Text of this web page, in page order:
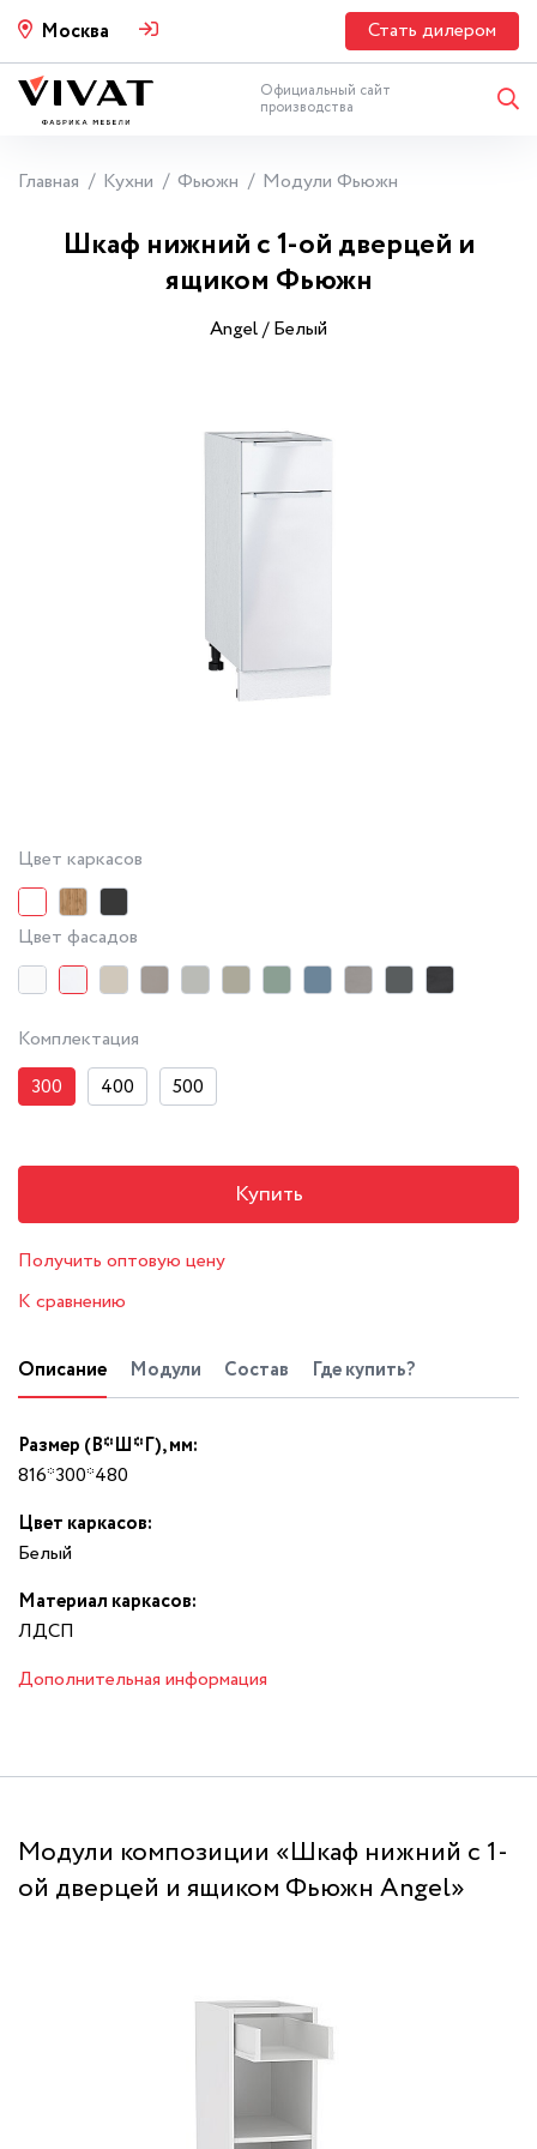
Москва Стать дилером
Официальный сайт
производства
Главная Кухни Фьюжн Модули Фьюжн
Шкаф нижний с 1-ой дверцей и
ящиком Фьюжн
Angel / Белый
Цвет каркасов
Цвет фасадов
Комплектация
300
400 500
Купить
Получить оптовую цену
К сравнению
Описание Модули Состав Где купить?
Размер (В*Ш*Г), мм:
816*300*480
Цвет каркасов:
Белый
Материал каркасов:
ЛДСП
Дополнительная информация
Модули композиции «Шкаф нижний с 1-
ой дверцей и ящиком Фьюжн Angel»